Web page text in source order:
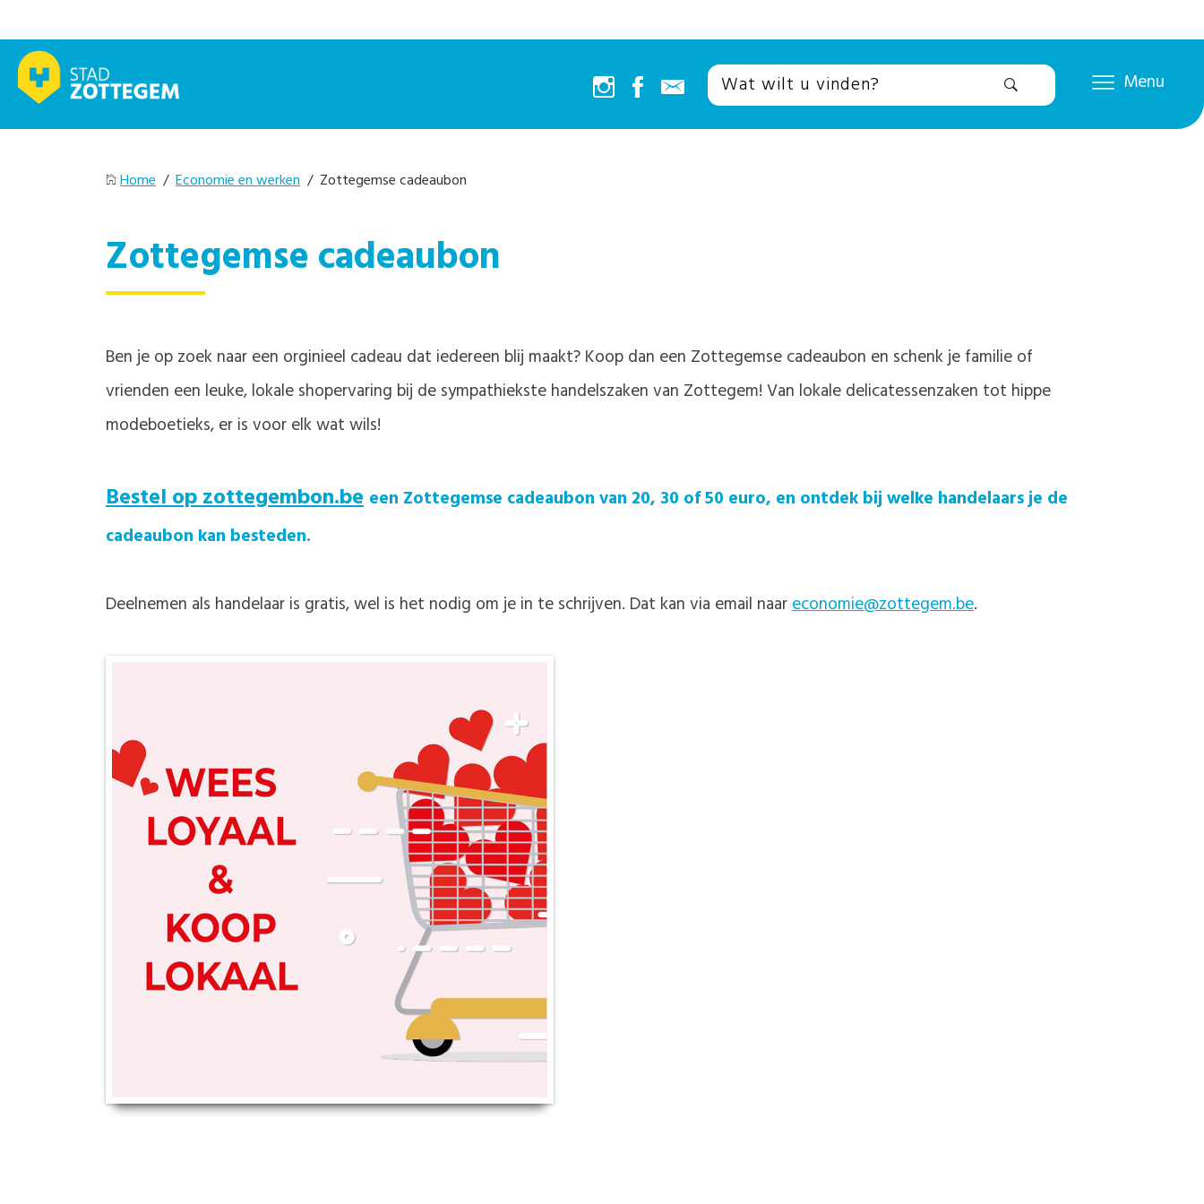
Menu
Home / Economie en werken / Zottegemse cadeaubon
Zottegemse cadeaubon
Ben je op zoek naar een orginieel cadeau dat iedereen blij maakt? Koop dan een Zottegemse cadeaubon en schenk je familie of
vrienden een leuke, lokale shopervaring bij de sympathiekste handelszaken van Zottegem! Van lokale delicatessenzaken tot hippe
modeboetieks, er is voor elk wat wils!
Bestel op zottegembon.be een Zottegemse cadeaubon van 20, 30 of 50 euro, en ontdek bij welke handelaars je de
cadeaubon kan besteden.
Deelnemen als handelaar is gratis, wel is het nodig om je in te schrijven. Dat kan via email naareconomie@zottegem.be.